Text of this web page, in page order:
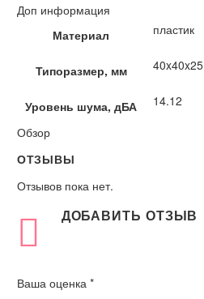
Доп информация
Материал
пластик
Типоразмер, мм 40x40x25
Уровень шума, дБА
14.12
Обзор
ОТЗЫВЫ
Отзывов пока нет.
ДОБАВИТЬ ОТЗЫВ
Ваша оценка *